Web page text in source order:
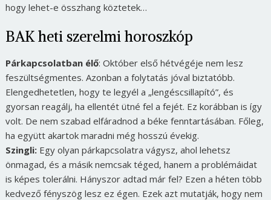
hogy lehet-e összhang köztetek…
BAK heti szerelmi horoszkóp
Párkapcsolatban élő: Október első hétvégéje nem lesz
feszültségmentes. Azonban a folytatás jóval biztatóbb.
Elengedhetetlen, hogy te legyél a „lengéscsillapító”, és
gyorsan reagálj, ha ellentét ütné fel a fejét. Ez korábban is így
volt. De nem szabad elfáradnod a béke fenntartásában. Főleg,
ha együtt akartok maradni még hosszú évekig.
Szingli:Egy olyan párkapcsolatra vágysz, ahol lehetsz
önmagad, és a másik nemcsak téged, hanem a problémáidat
is képes tolerálni. Hányszor adtad már fel? Ezen a héten több
kedvező fényszög lesz ez égen. Ezek azt mutatják, hogy nem